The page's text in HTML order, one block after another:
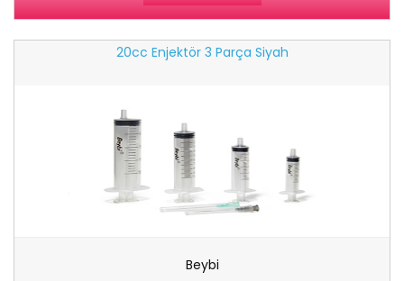
20cc Enjektör 3 Parça Siyah
Beybi